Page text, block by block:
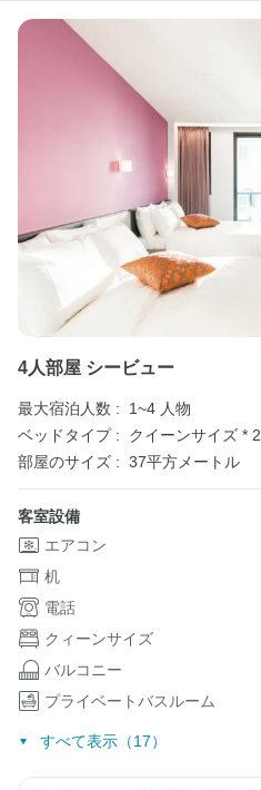
4人部屋 シービュー
最大宿泊人数 :
1~4 人物
ベッドタイプ :
クイーンサイズ * 2
部屋のサイズ : 37平方メートル
客室設備
エアコン
机
電話
クィーンサイズ
バルコニー
プライベートバスルーム
すべて表示（17）